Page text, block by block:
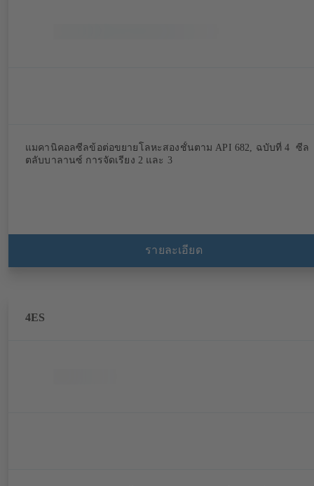
แมคานิคอลซีลข้อต่อขยายโลหะสองชั้นตาม API 682, ฉบับที่ 4 ซีล
ตลับบาลานซ์ การจัดเรียง 2 และ 3
รายละเอียด
4ES